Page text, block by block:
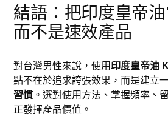
結語：把印度皇帝油
而不是速效產品
對台灣男性來說，使用印度皇帝油
點不在於追求誇張效果，而是建立
習慣 。選對使用方法、掌握頻率、
正發揮產品價值。